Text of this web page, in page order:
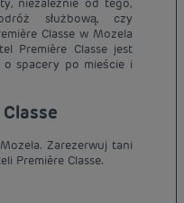
służbową, czy
Classe w Mozela
Première Classe jest
o spacery po mieście i
Zarezerwuj tani
Première Classe.